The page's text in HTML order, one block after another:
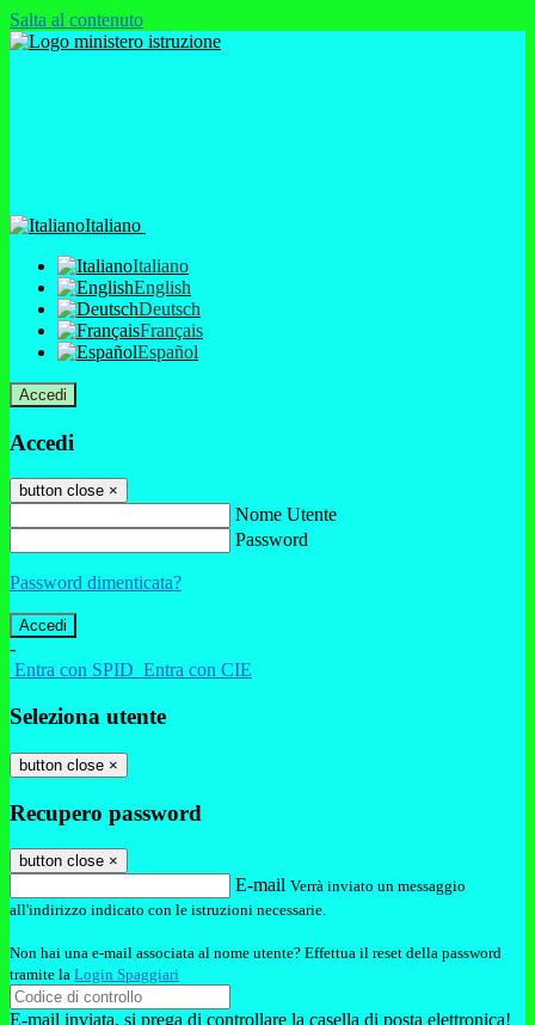
Salta al contenuto
Italiano
Italiano
English
Deutsch
Français
Español
Accedi
Accedi
button close ×
Nome Utente
Password
Password dimenticata?
-
Entra con SPID Entra con CIE
Seleziona utente
button close ×
Recupero password
button close ×
E-mail Verrà inviato un messaggio
all'indirizzo indicato con le istruzioni necessarie.
Non hai una e-mail associata al nome utente? Effettua il reset della password
tramite la Login Spaggiari
E-mail inviata, si prega di controllare la casella di posta elettronica!